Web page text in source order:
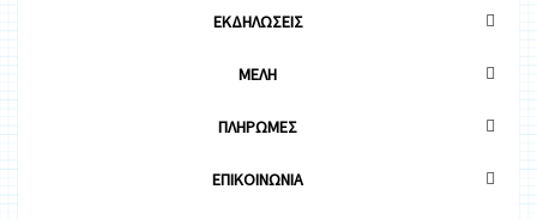
ΕΚΔΗΛΩΣΕΙΣ
ΜΕΛΗ
ΠΛΗΡΩΜΕΣ
ΕΠΙΚΟΙΝΩΝΙΑ